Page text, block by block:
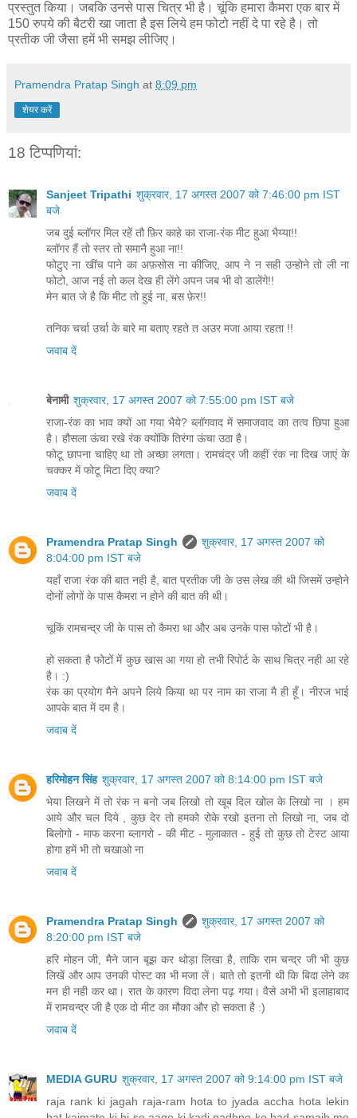
प्रस्तुत किया। जबकि उनसे पास चित्र भी है। चूंकि हमारा कैमरा एक बार में
150 रुपये की बैटरी खा जाता है इस लिये हम फोटो नहीं दे पा रहे है। तो
प्रतीक जी जैसा हमें भी समझ लीजिए।
Pramendra Pratap Singh at 8:09 pm
शेयर करें
18 टिप्‍पणियां:
Sanjeet Tripathi शुक्रवार, 17 अगस्त 2007 को 7:46:00 pm IST
बजे
जब दुई ब्लॉगर मिल रहें तौ फ़िर काहे का राजा-रंक मीट हुआ भैय्या!!
ब्लॉगर हैं तो स्तर तो समानै हुआ ना!!
फोटुए ना खींच पाने का अफ़सोस ना कीजिए, आप ने न सही उन्होने तो ली ना
फोटो, आज नई तो कल देख ही लेंगे अपन जब भी वो डालेंगे!!
मेन बात जे है कि मीट तो हुई ना, बस फ़ेर!!
तनिक चर्चा उर्चा के बारे मा बताए रहते त अउर मजा आया रहता !!
जवाब दें
बेनामी शुक्रवार, 17 अगस्त 2007 को 7:55:00 pm IST बजे
राजा-रंक का भाव क्यों आ गया भैये? ब्लॉगवाद में समाजवाद का तत्व छिपा हुआ
है। हौसला ऊंचा रखे रंक क्योंकि तिरंगा ऊंचा उठा है।
फोटू छापना चाहिए था तो अच्छा लगता। रामचंद्र जी कहीं रंक ना दिख जाएं के
चक्कर में फोटू मिटा दिए क्या?
जवाब दें
Pramendra Pratap Singh
शुक्रवार, 17 अगस्त 2007 को
8:04:00 pm IST बजे
यहॉं राजा रंक की बात नही है, बात प्रतीक जी के उस लेख की थी जिसमें उन्‍होने
दोनों लोगों के पास कैमरा न होने की बात की थी।
चूकिं रामचन्‍द्र जी के पास तो कैमरा था और अब उनके पास फोटों भी है।
हो सकता है फोटों में कुछ खास आ गया हो तभी रिपोर्ट के साथ चित्र नही आ रहे
है। :)
रंक का प्रयोग मैने अपने लिये किया था पर नाम का राजा मै ही हूँ। नीरज भाई
आपके बात में दम है।
जवाब दें
हरिमोहन सिंह शुक्रवार, 17 अगस्त 2007 को 8:14:00 pm IST बजे
भेया लिखने में तो रंक न बनो जब लिखो तो खूब दिल खोल के लिखो ना । हम
आये और चल दिये , कुछ देर तो हमको रोके रखो इतना तो लिखो ना, जब दो
बिलोगो - माफ करना ब्‍लागरो - की मीट - मुलाकात - हुई तो कुछ तो टेस्‍ट आया
होगा हमें भी तो चखाओ ना
जवाब दें
Pramendra Pratap Singh
शुक्रवार, 17 अगस्त 2007 को
8:20:00 pm IST बजे
हर‍ि मोहन जी, मैने जान बूझ कर थोड़ा लिखा है, ताकि राम चन्‍द्र जी भी कुछ
लिखें और आप उनकी पोस्‍ट का भी मजा लें। बाते तो इतनी थी कि बिदा लेने का
मन ही नही कर था। रात के कारण विदा लेना पढ़ गया। वैसे अभी भी इलाहाबाद
में रामचन्‍द्र जी है एक दो मीट का मौका और हो सकता है :)
जवाब दें
MEDIA GURU शुक्रवार, 17 अगस्त 2007 को 9:14:00 pm IST बजे
raja rank ki jagah raja-ram hota to jyada accha hota lekin